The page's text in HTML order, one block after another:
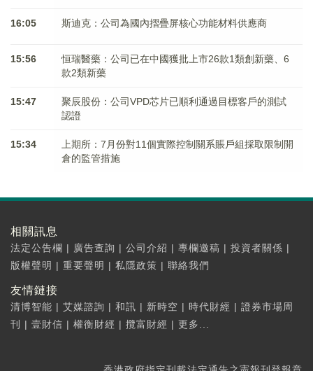
16:05 斯迪克：公司為國內摺疊屏核心功能材料供應商
15:56
恒瑞醫藥：公司已在中國獲批上市26款1類創新藥、6
款2類新藥
15:47
聚辰股份：公司VPD芯片已順利通過目標客戶的測試
認證
15:34
上期所：7月份對11個實際控制關系賬戶組採取限制開
倉的監管措施
相關訊息
法定公告欄 | 廣告查詢 | 公司介紹 | 專欄邀稿 | 投資者關係 |
版權聲明 | 重要聲明 | 私隱政策 | 聯絡我們
友情鏈接
清博智能 | 艾媒諮詢 | 和訊 | 新時空 | 時代財經 | 證券市場周
刊
| 壹財信 | 權衡財經 | 攬富財經 | 更多...